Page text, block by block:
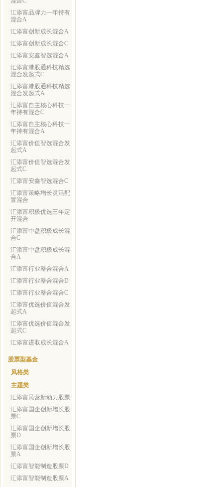
汇添富品牌力一年持有
混合A
汇添富创新成长混合A
汇添富创新成长混合C
汇添富安鑫智选混合A
汇添富港股通科技精选
混合发起式C
汇添富港股通科技精选
混合发起式A
汇添富自主核心科技一
年持有混合C
汇添富自主核心科技一
年持有混合A
汇添富价值智选混合发
起式A
汇添富价值智选混合发
起式C
汇添富安鑫智选混合C
汇添富策略增长灵活配
置混合
汇添富积极优选三年定
开混合
汇添富中盘积极成长混
合C
汇添富中盘积极成长混
合A
汇添富行业整合混合A
汇添富行业整合混合D
汇添富行业整合混合C
汇添富优选价值混合发
起式A
汇添富优选价值混合发
起式C
汇添富进取成长混合A
股票型基金
风格类
主题类
汇添富民营新动力股票
汇添富国企创新增长股
票C
汇添富国企创新增长股
票D
汇添富国企创新增长股
票A
汇添富智能制造股票D
汇添富智能制造股票A